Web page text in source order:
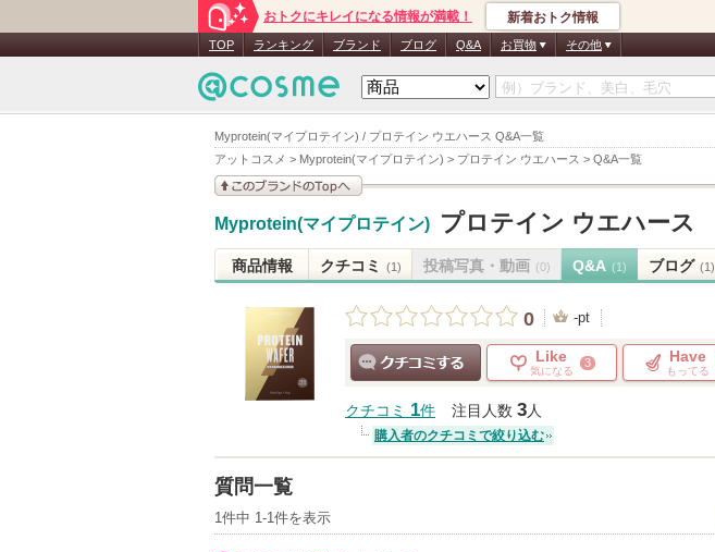
Myprotein(マイプロテイン) / プロテイン ウエハース Q&A一覧
アットコスメ > Myprotein(マイプロテイン) > プロテイン ウエハース > Q&A一覧
おトクにキレイになる情報が満載！ 新着おトク情報
TOP ランキング ブランド ブログ Q&A お買物 その他
見る
Myprotein(マイプロテイン) プロテイン ウエハース
商品情報 クチコミ (1) 投稿写真・動画 (0) Q&A (1) ブログ (1)
0 -pt
Like
気になる
3 Have
もってる
クチコミ 1件 注目人数 3人
購入者のクチコミで絞り込む
質問一覧
1件中 1-1件を表示